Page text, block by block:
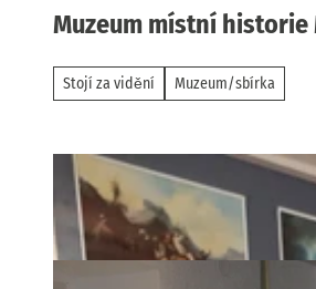
Muzeum místní historie
Stojí za vidění Muzeum/sbírka